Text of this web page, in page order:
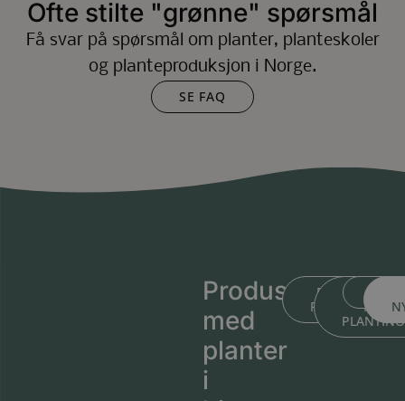
Ofte stilte "grønne" spørsmål
Få svar på spørsmål om planter, planteskoler
og planteproduksjon i Norge.
SE FAQ
Produsert
med
planter
i
BLI KJENT MED
BLI
MED